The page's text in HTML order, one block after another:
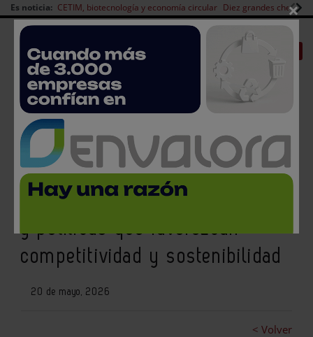
Es noticia: CETIM, biotecnología y economía circular Diez grandes chefs
Redes Sociales
Es noticia
| CANAL EMPLEO Login empresas Registro
El sector agroalimentario
necesita menos hiperregulación
y políticas que favorezcan
competitividad y sostenibilidad
20 de mayo, 2026
< Volver
×